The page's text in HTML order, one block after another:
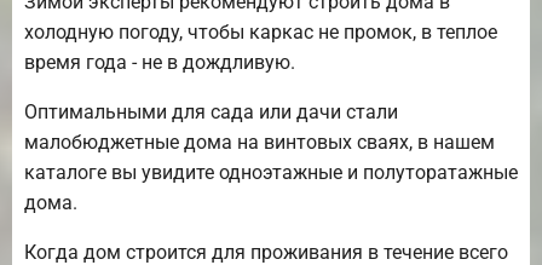
холодную погоду, чтобы каркас не промок, в теплое
время года - не в дождливую.
Оптимальными для сада или дачи стали
малобюджетные дома на винтовых сваях, в нашем
каталоге вы увидите одноэтажные и полуторатажные
дома.
Когда дом строится для проживания в течение всего